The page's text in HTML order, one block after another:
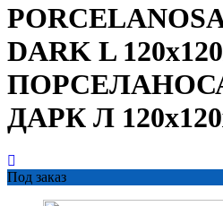
DARK L
ДАРК Л
Под заказ